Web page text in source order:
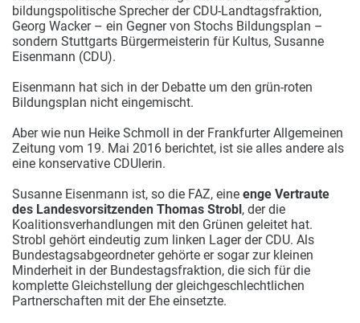
bildungspolitische Sprecher der CDU-Landtagsfraktion,
Georg Wacker – ein Gegner von Stochs Bildungsplan –
sondern Stuttgarts Bürgermeisterin für Kultus, Susanne
Eisenmann (CDU).
Eisenmann hat sich in der Debatte um den grün-roten
Bildungsplan nicht eingemischt.
Aber wie nun Heike Schmoll in der Frankfurter Allgemeinen
Zeitung vom 19. Mai 2016 berichtet, ist sie alles andere als
eine konservative CDUlerin.
Susanne Eisenmann ist, so die FAZ, eine enge Vertraute
des Landesvorsitzenden Thomas Strobl, der die
Koalitionsverhandlungen mit den Grünen geleitet hat.
Strobl gehört eindeutig zum linken Lager der CDU. Als
Bundestagsabgeordneter gehörte er sogar zur kleinen
Minderheit in der Bundestagsfraktion, die sich für die
komplette Gleichstellung der gleichgeschlechtlichen
Partnerschaften mit der Ehe einsetzte.